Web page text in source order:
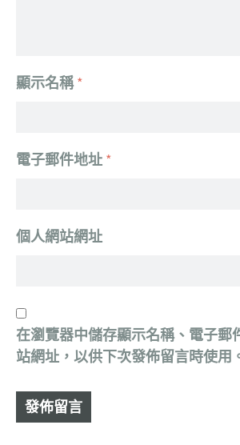
顯示名稱*
電子郵件地址 *
個人網站網址
在瀏覽器中儲存顯示名稱、電子郵
站網址，以供下次發佈留言時使用